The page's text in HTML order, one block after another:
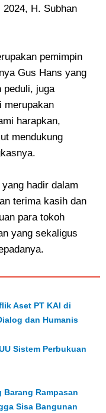
H. Subhan
pemimpin
Gus Hans yang
peduli, juga
merupakan
harapkan,
mendukung
hadir dalam
terima kasih dan
para tokoh
yang sekaligus
Aset PT KAI di
dan Humanis
Sistem Perbukuan
Rampasan
Sisa Bangunan